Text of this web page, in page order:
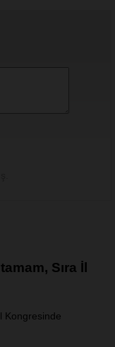
Sıra İl
Kongresinde